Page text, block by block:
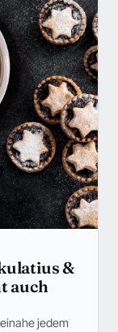
&
auch
jedem